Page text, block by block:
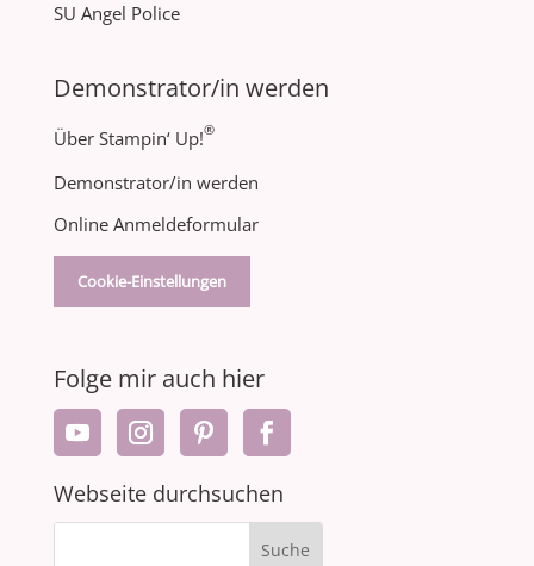
SU Angel Police
Demonstrator/in werden
Über Stampin‘ Up!®
Demonstrator/in werden
Online Anmeldeformular
Cookie-Einstellungen
Folge mir auch hier
Webseite durchsuchen